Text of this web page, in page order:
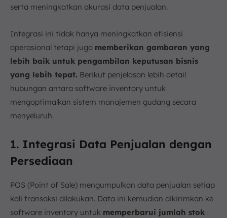
serta meningkatkan akurasi data penjualan.
Integrasi ini tidak hanya meningkatkan efisiensi
operasional tetapi juga memberikan gambaran yang
lebih baik untuk pengambilan keputusan bisnis
yang lebih tepat. Berikut penjelasan lebih detail
hubungan antara software inventory untuk
mengoptimalkan sistem manajemen gudang secara
menyeluruh.
1. Integrasi Data Penjualan dengan
Persediaan
POS (Point of Sale) mengumpulkan data penjualan setiap
kali transaksi dilakukan. Data ini kemudian dikirimkan ke
software inventory untuk memperbarui jumlah stok